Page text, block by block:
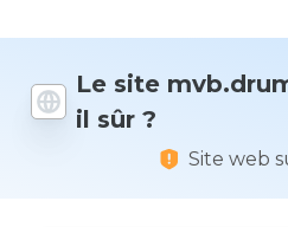
Le site
il sûr ?
Site web
donneriez-